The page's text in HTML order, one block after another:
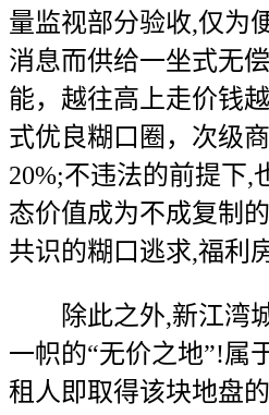
量监视部分验收,仅为
消息而供给一坐式无
能，越往高上走价钱
式优良糊口圈，次级
20%;不违法的前提下,
态价值成为不成复制
共识的糊口逃求,福利
除此之外,新江湾城
一帜的“无价之地”!属
租人即取得该块地盘